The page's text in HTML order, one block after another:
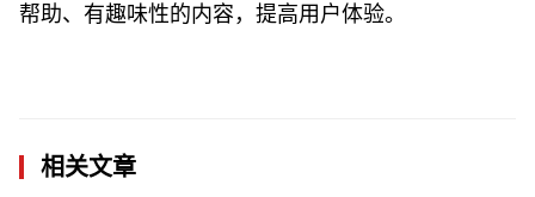
帮助、有趣味性的内容，提高用户体验。
相关文章